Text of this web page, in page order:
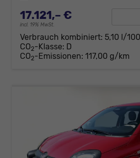
17.121,– €
incl. 19% MwSt.
Verbrauch kombiniert: 5,10 l/
CO2-Klasse: D
CO2-Emissionen: 117,00 g/km